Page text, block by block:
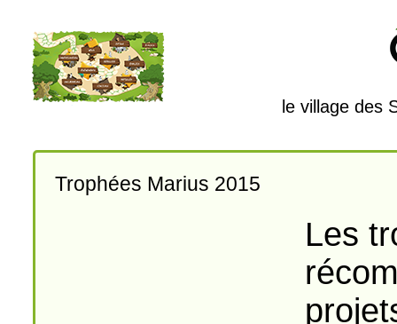
le village des
Trophées Marius 2015
Les